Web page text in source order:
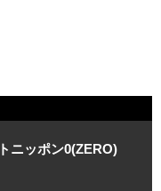
ニッポン0(ZERO)